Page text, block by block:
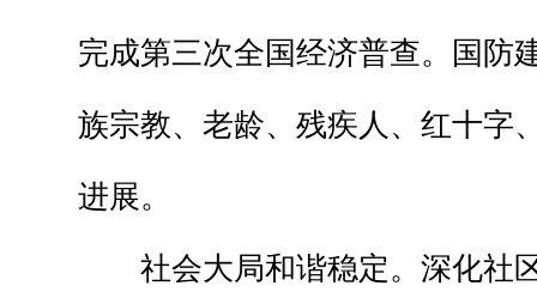
完成第三次全国经济普查。国防
族宗教、老龄、残疾人、红十字
进展。
社会大局和谐稳定。深化社